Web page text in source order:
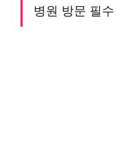
병원 방문 필수